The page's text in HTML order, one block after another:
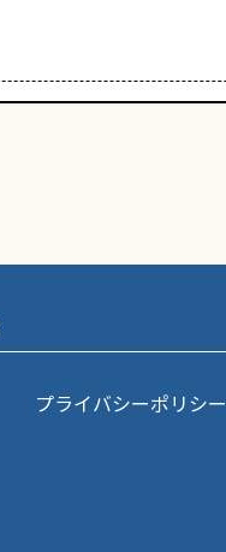
プライバシーポリシー